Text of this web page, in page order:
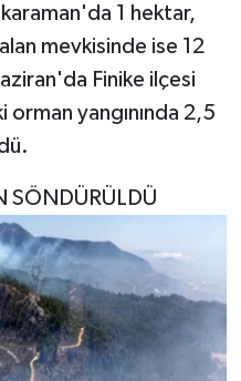
1 hektar,
mevkisinde ise 12
Finike ilçesi
yangınında 2,5
SÖNDÜRÜLDÜ